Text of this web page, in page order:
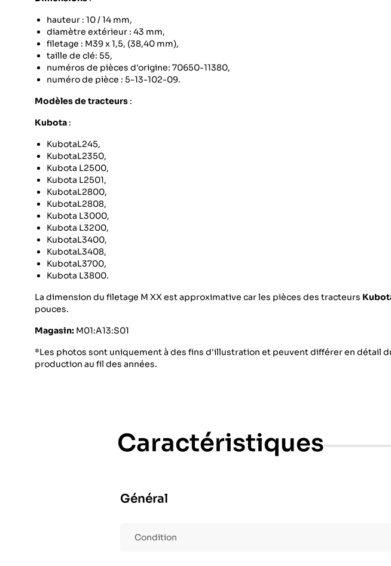
hauteur : 10 / 14 mm,
diamètre extérieur : 43 mm,
filetage : M39 x 1,5, (38,40 mm),
taille de clé: 55,
numéros de pièces d'origine: 70650-11380,
numéro de pièce : 5-13-102-09.
Modèles de tracteurs :
Kubota :
KubotaL245,
KubotaL2350,
Kubota L2500,
Kubota L2501,
KubotaL2800,
KubotaL2808,
Kubota L3000,
Kubota L3200,
KubotaL3400,
KubotaL3408,
KubotaL3700,
Kubota L3800.
La dimension du filetage M XX est approximative car les pièces des tracteurs
pouces.
Magasin: M01:A13:S01
*Les photos sont uniquement à des fins d'illustration et peuvent différer en détail
production au fil des années.
Caractéristiques
Général
Condition